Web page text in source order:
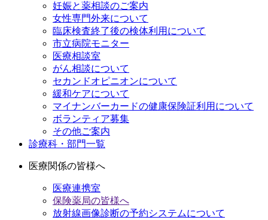
妊娠と薬相談のご案内
女性専門外来について
臨床検査終了後の検体利用について
市立病院モニター
医療相談室
がん相談について
セカンドオピニオンについて
緩和ケアについて
マイナンバーカードの健康保険証利用について
ボランティア募集
その他ご案内
診療科・部門一覧
医療関係の皆様へ
医療連携室
保険薬局の皆様へ
放射線画像診断の予約システムについて